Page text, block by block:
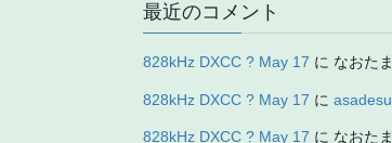
最近のコメント
828kHz DXCC ? May 17 に なおたま
828kHz DXCC ? May 17 にasadesu
828kHz DXCC ? May 17 に なおたま